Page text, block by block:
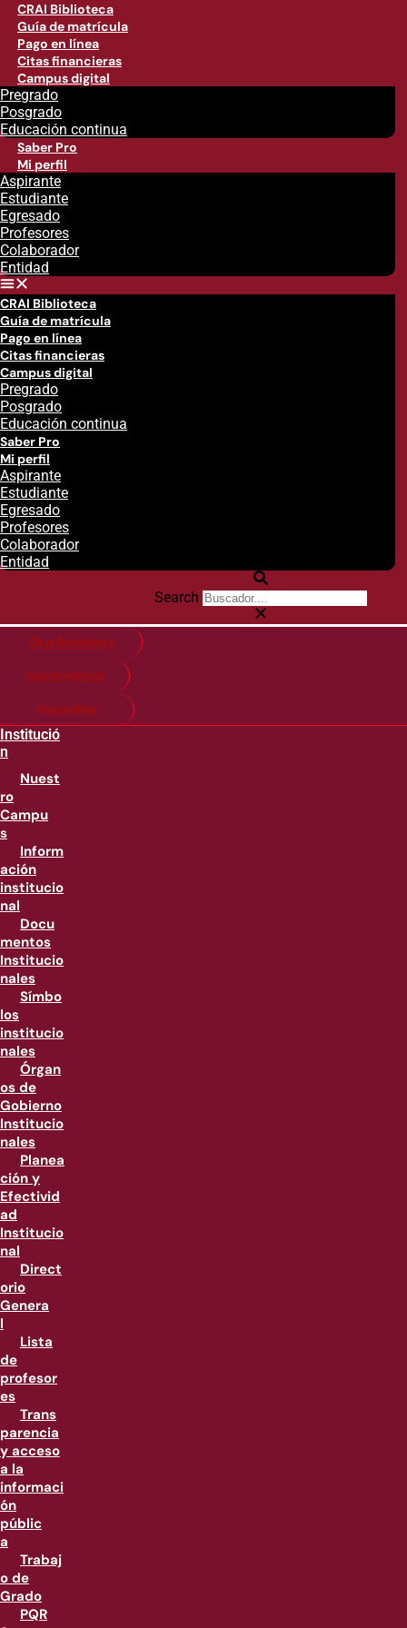
CRAI Biblioteca
Guía de matrícula
Pago en línea
Citas financieras
Campus digital
Pregrado
Posgrado
Educación continua
Saber Pro
Mi perfil
Aspirante
Estudiante
Egresado
Profesores
Colaborador
Entidad
CRAI Biblioteca
Guía de matrícula
Pago en línea
Citas financieras
Campus digital
Pregrado
Posgrado
Educación continua
Saber Pro
Mi perfil
Aspirante
Estudiante
Egresado
Profesores
Colaborador
Entidad
Search
Citas financieras
Guía de matricula
Pago en línea
Institució
n
Nuest
ro
Campu
s
Inform
ación
institucio
nal
Docu
mentos
Institucio
nales
Símbo
los
institucio
nales
Órgan
os de
Gobierno
Institucio
nales
Planea
ción y
Efectivid
ad
Institucio
nal
Direct
orio
Genera
l
Lista
de
profesor
es
Trans
parencia
y acceso
a la
informaci
ón
públic
a
Trabaj
o de
Grado
PQR